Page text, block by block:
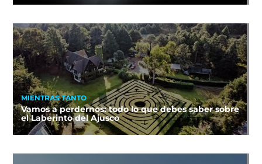
MIENTRAS TANTO
Vamos a perdernos: todo lo que debes saber sobre
el Laberinto del Ajusco